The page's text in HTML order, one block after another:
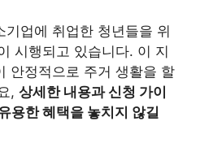
업에 취업한 청년들을 위
시행되고 있습니다. 이 지
안정적으로 주거 생활을 할
, 상세한 내용과 신청 가이
용한 혜택을 놓치지 않길